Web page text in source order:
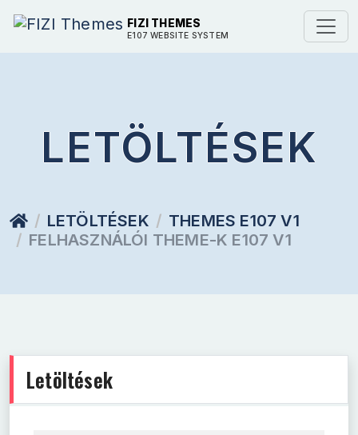
FIZI THEMES
E107 WEBSITE SYSTEM
LETÖLTÉSEK
LETÖLTÉSEK
THEMES E107 V1
FELHASZNÁLÓI THEME-K E107 V1
Letöltések